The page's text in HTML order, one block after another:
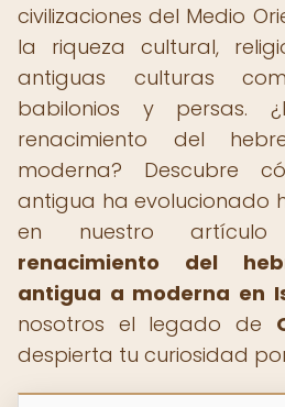
civilizaciones del Medio
la riqueza cultural,
antiguas culturas
babilonios y persas.
renacimiento del
moderna? Descubre
antigua ha evolucionado
en nuestro
renacimiento del
antigua a moderna en
nosotros el legado de
despierta tu curiosidad